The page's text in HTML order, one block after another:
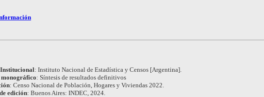
: Instituto Nacional de Estadística y Censos [Argentina].
: Síntesis de resultados definitivos
: Censo Nacional de Población, Hogares y Viviendas 2022.
edición: Buenos Aires: INDEC, 2024.